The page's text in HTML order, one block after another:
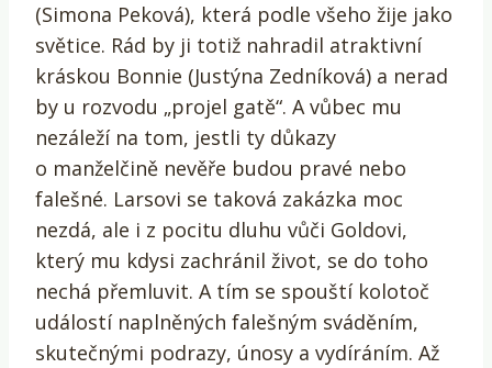
(Simona Peková), která podle všeho žije jako
světice. Rád by ji totiž nahradil atraktivní
kráskou Bonnie (Justýna Zedníková) a nerad
by u rozvodu „projel gatě“. A vůbec mu
nezáleží na tom, jestli ty důkazy
o manželčině nevěře budou pravé nebo
falešné. Larsovi se taková zakázka moc
nezdá, ale i z pocitu dluhu vůči Goldovi,
který mu kdysi zachránil život, se do toho
nechá přemluvit. A tím se spouští kolotoč
událostí naplněných falešným sváděním,
skutečnými podrazy, únosy a vydíráním. Až